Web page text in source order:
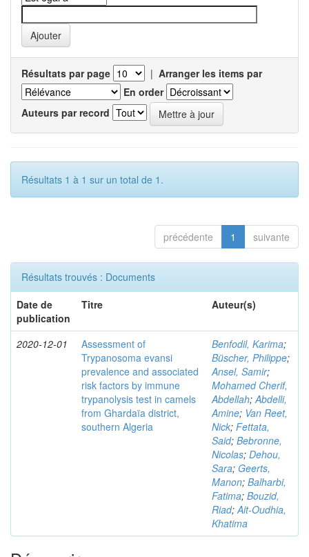
Résultats par page | Arranger les items par
En order
Auteurs par record
Résultats 1 à 1 sur un total de 1.
précédente 1 suivante
Résultats trouvés : Documents
Date de
publication
Titre Auteur(s)
2020-12-01
Assessment of
Trypanosoma evansi
prevalence and associated
risk factors by immune
trypanolysis test in camels
from Ghardaïa district,
southern Algeria
Benfodil, Karima;
Büscher, Philippe;
Ansel, Samir;
Mohamed Cherif,
Abdellah;Abdelli,
Amine; Van Reet,
Nick; Fettata,
Said; Bebronne,
Nicolas; Dehou,
Sara; Geerts,
Manon; Balharbi,
Fatima; Bouzid,
Riad;Ait-Oudhia,
Khatima